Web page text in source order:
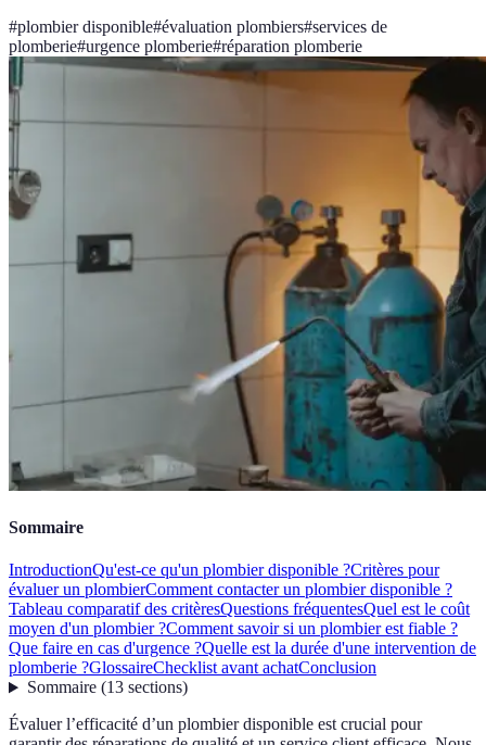
#plombier disponible#évaluation plombiers#services de
plomberie#urgence plomberie#réparation plomberie
Sommaire
IntroductionQu'est-ce qu'un plombier disponible ?Critères pour
évaluer un plombierComment contacter un plombier disponible ?
Tableau comparatif des critèresQuestions fréquentesQuel est le coût
moyen d'un plombier ?Comment savoir si un plombier est fiable ?
Que faire en cas d'urgence ?Quelle est la durée d'une intervention de
plomberie ?GlossaireChecklist avant achatConclusion
Sommaire(13 sections)
Évaluer l’efficacité d’un plombier disponible est crucial pour